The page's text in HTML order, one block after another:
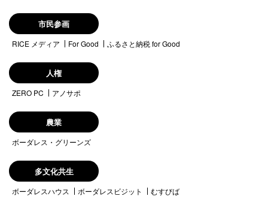
市民参画
RICE メディア For Good ふるさと納税 for Good
人権
ZERO PC アノサポ
農業
ボーダレス・グリーンズ
多文化共生
ボーダレスハウス ボーダレスビジット むすびば